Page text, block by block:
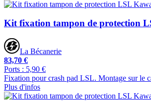
Kit fixation tampon de protection
La Bécanerie
83,70 €
Ports : 5,90 €
Fixation pour crash pad LSL. Montage sur le
Plus d'infos